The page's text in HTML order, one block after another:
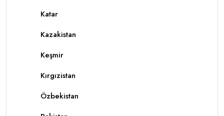
Katar
Kazakistan
Keşmir
Kırgızistan
Özbekistan